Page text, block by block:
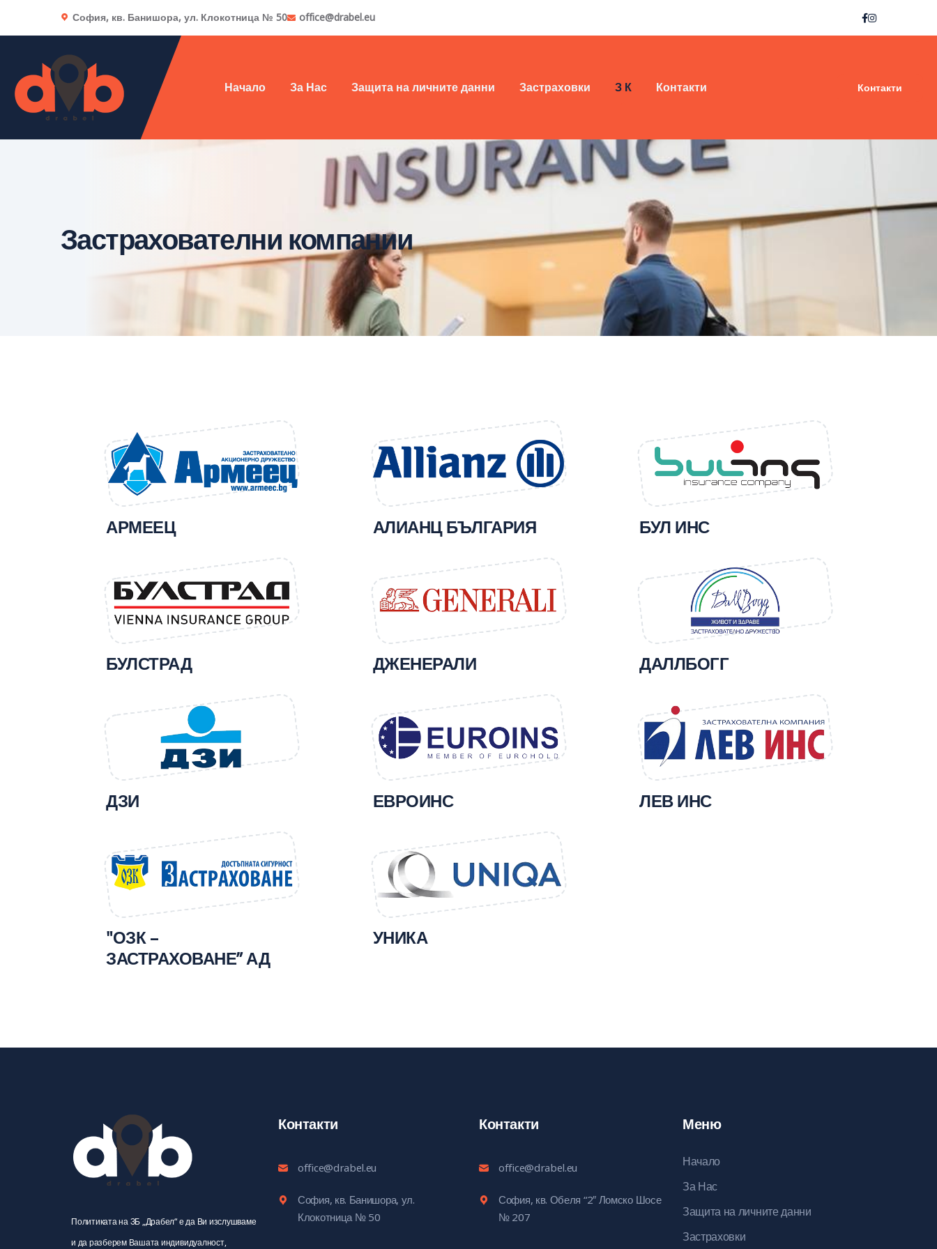
София, кв. Банишора, ул. Клокотница № 50 office@drabel.eu
Начало За Нас Защита на личните данни Застраховки З К Контакти Контакти
Застрахователни компании
АРМЕЕЦ АЛИАНЦ БЪЛГАРИЯ БУЛ ИНС
БУЛСТРАД ДЖЕНЕРАЛИ ДАЛЛБОГГ
ДЗИ ЕВРОИНС ЛЕВ ИНС
"ОЗК –
ЗАСТРАХОВАНЕ” АД
УНИКА
Политиката на ЗБ „Драбел“ е да Ви изслушваме
и да разберем Вашата индивидуалност,
Контакти
office@drabel.eu
София, кв. Банишора, ул.
Клокотница № 50
Контакти
office@drabel.eu
София, кв. Обеля “2″ Ломско Шосе
№ 207
Меню
Начало
За Нас
Защита на личните данни
Застраховки